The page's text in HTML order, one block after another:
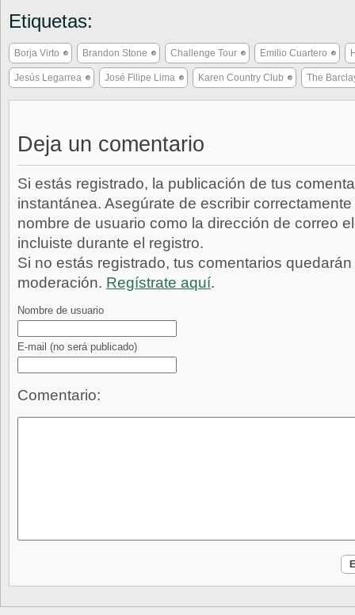
Etiquetas:
Borja Virto Brandon Stone Challenge Tour Emilio Cuartero
Jesús Legarrea José Filipe Lima Karen Country Club The
Deja un comentario
Si estás registrado, la publicación de tus
instantánea. Asegúrate de escribir
nombre de usuario como la dirección de correo
incluiste durante el registro.
Si no estás registrado, tus comentarios
moderación. Regístrate aquí.
Nombre de usuario
E-mail (no será publicado)
Comentario: